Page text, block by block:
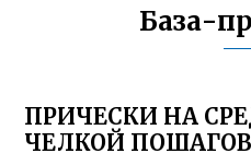
База-
ПРИЧЕСКИ НА
ЧЕЛКОЙ